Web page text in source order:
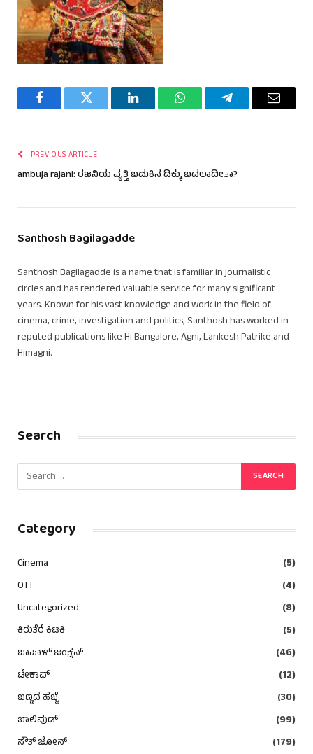
FacebookTwitter LinkedInWhatsAppTelegramEmail
PREVIOUS ARTICLE
ambuja rajani: ರಜನಿಯ ವೃತ್ತಿ ಬದುಕಿನ ದಿಕ್ಕು ಬದಲಾದೀತಾ?
Santhosh Bagilagadde
Santhosh Bagilagadde is a name that is familiar in journalistic
circles and has rendered valuable service for many significant
years. Known for his vast knowledge and work in the field of
cinema, crime, investigation and politics, Santhosh has worked in
reputed publications like Hi Bangalore, Agni, Lankesh Patrike and
Himagni.
Search
Category
Cinema
(5)
OTT
(4)
Uncategorized
(8)
ಕಿರುತೆರೆ ಕಿಟಕಿ
(5)
ಜಾಪಾಳ್ ಜಂಕ್ಷನ್
(46)
ಟೇಕಾಫ್
(12)
ಬಣ್ಣದ ಹೆಜ್ಜೆ
(30)
ಬಾಲಿವುಡ್
(99)
ಸೌತ್ ಜೋನ್
(179)